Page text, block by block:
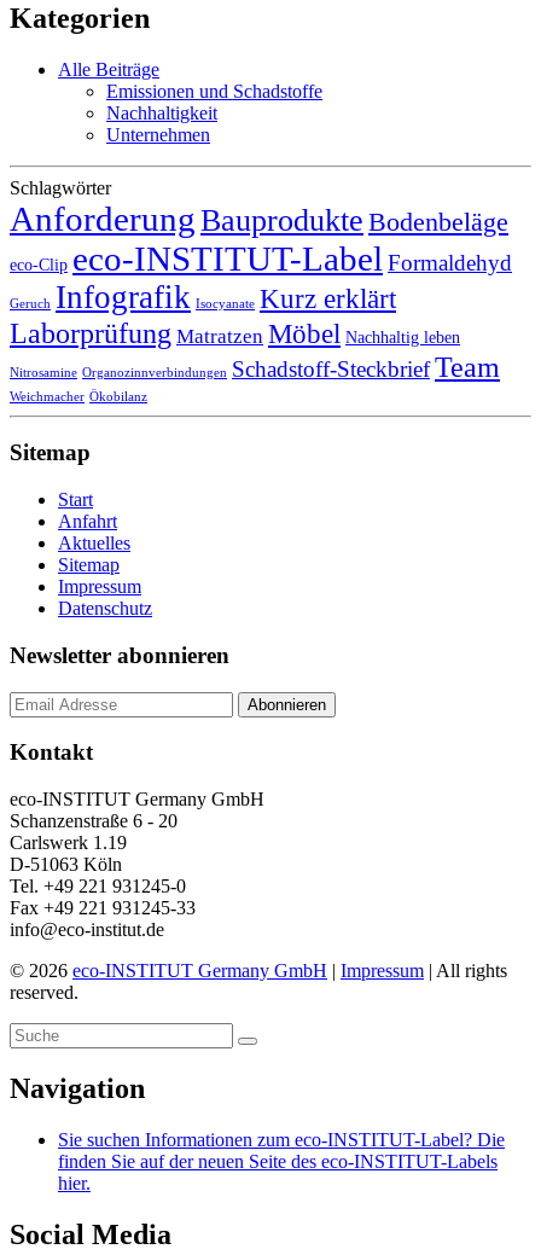
Kategorien
Alle Beiträge
Emissionen und Schadstoffe
Nachhaltigkeit
Unternehmen
Schlagwörter
AnforderungBauprodukte Bodenbeläge
eco-Clip eco-INSTITUT-Label Formaldehyd
Geruch Infografik Isocyanate Kurz erklärt
Laborprüfung Matratzen Möbel Nachhaltig leben
Nitrosamine Organozinnverbindungen Schadstoff-SteckbriefTeam
Weichmacher Ökobilanz
Sitemap
Start
Anfahrt
Aktuelles
Sitemap
Impressum
Datenschutz
Newsletter abonnieren
Kontakt
eco-INSTITUT Germany GmbH
Schanzenstraße 6 - 20
Carlswerk 1.19
D-51063 Köln
Tel. +49 221 931245-0
Fax +49 221 931245-33
info@eco-institut.de
© 2026 eco-INSTITUT Germany GmbH | Impressum | All rights
reserved.
Navigation
Sie suchen Informationen zum eco-INSTITUT-Label? Die
finden Sie auf der neuen Seite des eco-INSTITUT-Labels
hier.
Social Media